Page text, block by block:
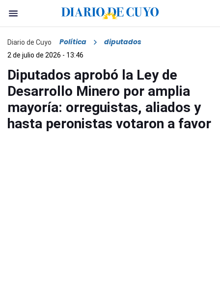
Diario de Cuyo Política diputados
2 de julio de 2026 - 13:46
Diputados aprobó la Ley de
Desarrollo Minero por amplia
mayoría: orreguistas, aliados y
hasta peronistas votaron a favor